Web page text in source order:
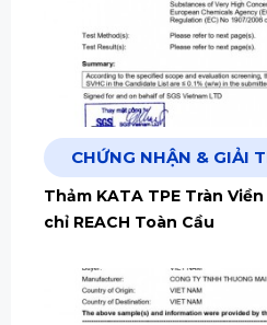
CHỨNG NHẬN & GIẢI
Thảm KATA TPE Tràn
chỉ REACH Toàn Cầu